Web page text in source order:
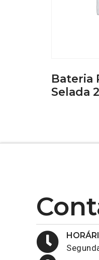
Bateria
Selada